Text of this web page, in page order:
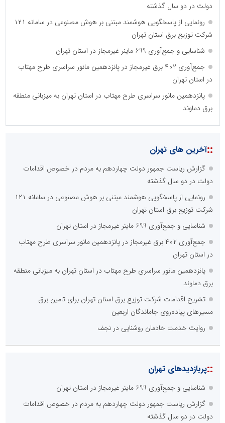
دولت در دو سال گذشته
رونمایی از پاسخگویی هوشمند مبتنی بر هوش مصنوعی در سامانه ۱۲۱
شرکت توزیع برق استان تهران
شناسایی و جمع‌آوری 699 ماینر غیرمجاز در استان تهران
جمع‌آوری ۴۰۲ برق غیرمجاز در پانزدهمین مانور سراسری طرح مهتاب
در استان تهران
پانزدهمین مانور سراسری طرح مهتاب در استان تهران به میزبانی منطقه
برق دماوند
::آخرین های تهران
گزارش ریاست جمهور دولت چهاردهم به مردم در خصوص اقدامات
دولت در دو سال گذشته
رونمایی از پاسخگویی هوشمند مبتنی بر هوش مصنوعی در سامانه ۱۲۱
شرکت توزیع برق استان تهران
شناسایی و جمع‌آوری 699 ماینر غیرمجاز در استان تهران
جمع‌آوری ۴۰۲ برق غیرمجاز در پانزدهمین مانور سراسری طرح مهتاب
در استان تهران
پانزدهمین مانور سراسری طرح مهتاب در استان تهران به میزبانی منطقه
برق دماوند
تشریح اقدامات شرکت توزیع برق استان تهران برای تامین برق
مسیرهای پیاده‌روی جاماندگان اربعین
روایت خدمت خادمان روشنایی در نجف
::پربازدیدهای تهران
شناسایی و جمع‌آوری 699 ماینر غیرمجاز در استان تهران
گزارش ریاست جمهور دولت چهاردهم به مردم در خصوص اقدامات
دولت در دو سال گذشته